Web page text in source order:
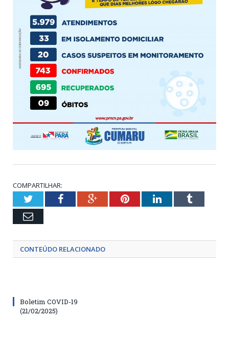
COMPARTILHAR:
TwitterFacebookGoogle+PinterestLinkedInTumblr
Email
CONTEÚDO RELACIONADO
Boletim COVID-19
(21/02/2025)